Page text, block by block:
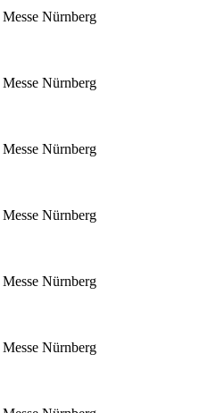
Nürnberg
Nürnberg
Nürnberg
Nürnberg
Nürnberg
Nürnberg